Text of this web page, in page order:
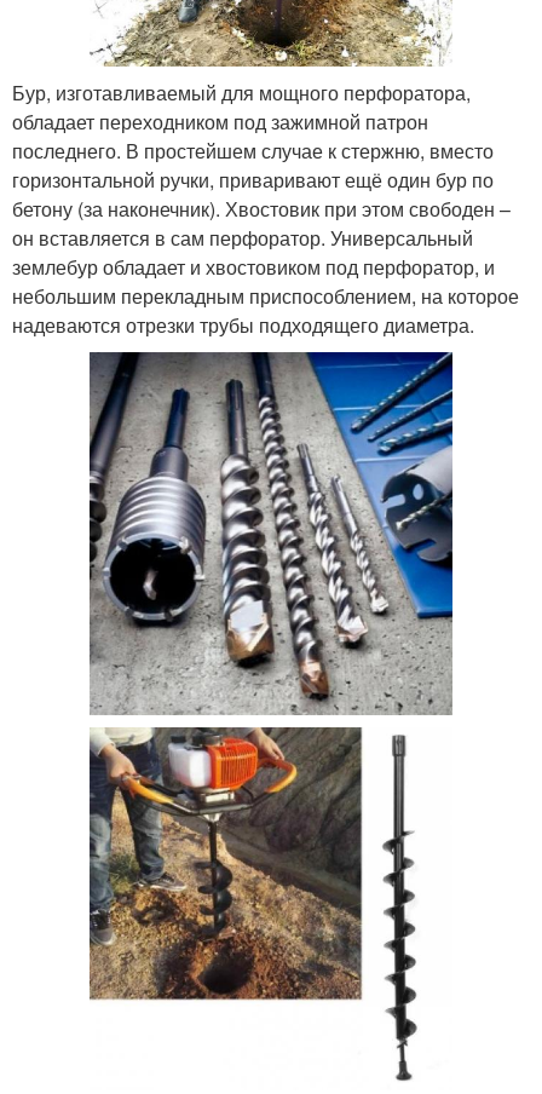
Бур, изготавливаемый для мощного перфоратора,
обладает переходником под зажимной патрон
последнего. В простейшем случае к стержню, вместо
горизонтальной ручки, приваривают ещё один бур по
бетону (за наконечник). Хвостовик при этом свободен –
он вставляется в сам перфоратор. Универсальный
землебур обладает и хвостовиком под перфоратор, и
небольшим перекладным приспособлением, на которое
надеваются отрезки трубы подходящего диаметра.